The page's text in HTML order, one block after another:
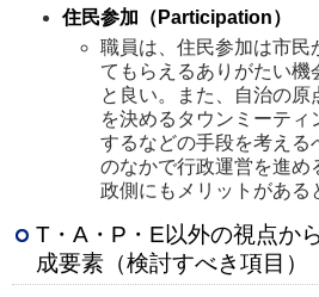
住民参加（Participation）
職員は、住民参加は市民
てもらえるありがたい機
と良い。また、自治の
を決めるタウンミーテ
するなどの手段を考える
のなかで行政運営を進め
政側にもメリットがある
T・A・P・E以外の視点か
成要素（検討すべき項目）